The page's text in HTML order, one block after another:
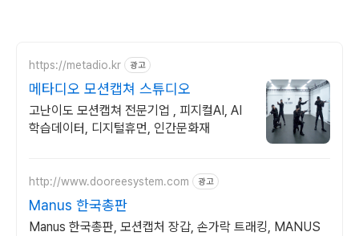
https://metadio.kr 광고
메타디오 모션캡쳐 스튜디오
고난이도 모션캡쳐 전문기업 , 피지컬AI, AI
학습데이터, 디지털휴먼, 인간문화재
http://www.dooreesystem.com 광고
Manus 한국총판
Manus 한국총판, 모션캡처 장갑, 손가락 트래킹, MANUS